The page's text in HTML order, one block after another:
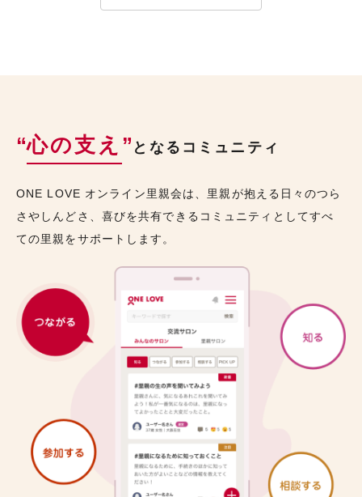
“心の支え ” となるコミュニティ
ONE LOVE オンライン里親会は、里親が抱える日々のつら
さやしんどさ、喜びを共有できるコミュニティとしてすべ
ての里親をサポートします。